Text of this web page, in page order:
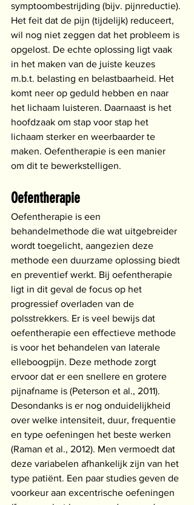
symptoombestrijding (bijv. pijnreductie).
Het feit dat de pijn (tijdelijk) reduceert,
wil nog niet zeggen dat het probleem is
opgelost. De echte oplossing ligt vaak
in het maken van de juiste keuzes
m.b.t. belasting en belastbaarheid. Het
komt neer op geduld hebben en naar
het lichaam luisteren. Daarnaast is het
hoofdzaak om stap voor stap het
lichaam sterker en weerbaarder te
maken. Oefentherapie is een manier
om dit te bewerkstelligen.
Oefentherapie
Oefentherapie is een
behandelmethode die wat uitgebreider
wordt toegelicht, aangezien deze
methode een duurzame oplossing biedt
en preventief werkt. Bij oefentherapie
ligt in dit geval de focus op het
progressief overladen van de
polsstrekkers. Er is veel bewijs dat
oefentherapie een effectieve methode
is voor het behandelen van laterale
elleboogpijn. Deze methode zorgt
ervoor dat er een snellere en grotere
pijnafname is (Peterson et al., 2011).
Desondanks is er nog onduidelijkheid
over welke intensiteit, duur, frequentie
en type oefeningen het beste werken
(Raman et al., 2012). Men vermoedt dat
deze variabelen afhankelijk zijn van het
type patiënt. Een paar studies geven de
voorkeur aan excentrische oefeningen